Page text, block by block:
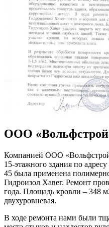
ООО
Компанией ООО
15-этажного здания по
45 была применена
Гидроизол Хавег. Ремонт
года. Площадь кровли – 348
двухуровневая.
В ходе ремонта нами были